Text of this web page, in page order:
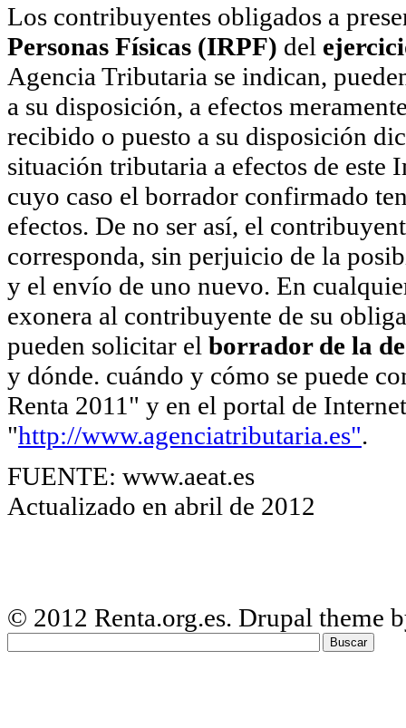
Los contribuyentes obligados a
Personas Físicas (IRPF) del
Agencia Tributaria se indican,
a su disposición, a efectos
recibido o puesto a su disposición
situación tributaria a efectos de
cuyo caso el borrador confirmado
efectos. De no ser así, el
corresponda, sin perjuicio de la
y el envío de uno nuevo. En
exonera al contribuyente de su
pueden solicitar el borrador de la
y dónde. cuándo y cómo se puede
Renta 2011" y en el portal de
"http://www.agenciatributaria.es".
FUENTE: www.aeat.es
Actualizado en abril de 2012
© 2012 Renta.org.es. Drupal theme